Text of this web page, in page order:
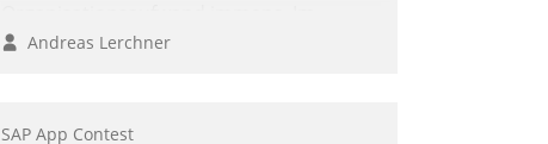
Rahmen ihrer Digitalisierungsstrategie
gemeinsam mit der Berliner Datatrain
Andreas Lerchner
SAP App Contest